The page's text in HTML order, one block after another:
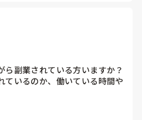
もあるかも？なので、まだ気長に
💕
副業されている方いますか？
ているのか、働いている時間や
れしいです。自分の働き方につ